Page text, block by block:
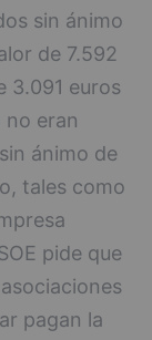
sin ánimo
de 7.592
3.091 euros
no eran
ánimo de
tales como
pide que
pagan la